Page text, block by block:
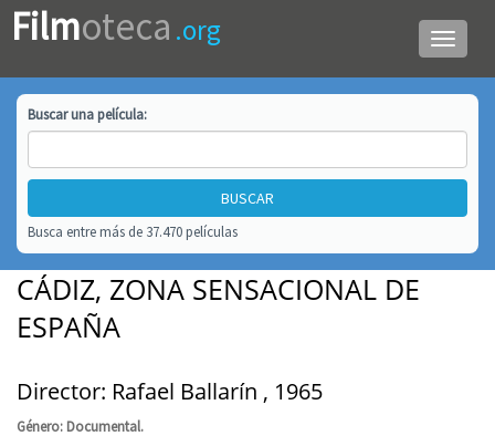
Menú
de
Filmoteca .org
Buscar unapelícula:
Busca entre más de 37.470 películas
CÁDIZ, ZONA SENSACIONAL DE
ESPAÑA
Director: Rafael Ballarín , 1965
Género: Documental.